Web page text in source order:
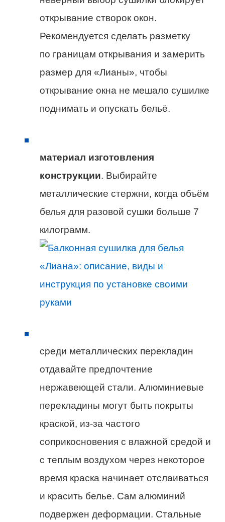
открывание створок окон.
Рекомендуется сделать разметку
по границам открывания и замерить
размер для «Лианы», чтобы
открывание окна не мешало сушилке
поднимать и опускать бельё.
материал изготовления
конструкции. Выбирайте
металлические стержни, когда объём
белья для разовой сушки больше 7
килограмм.
среди металлических перекладин
отдавайте предпочтение
нержавеющей стали. Алюминиевые
перекладины могут быть покрыты
краской, из-за частого
соприкосновения с влажной средой и
с теплым воздухом через некоторое
время краска начинает отслаиваться
и красить белье. Сам алюминий
подвержен деформации. Стальные